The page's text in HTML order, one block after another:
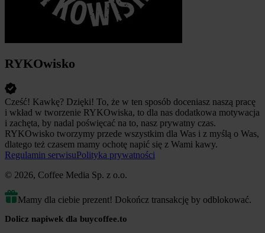
RYKOwisko
Cześć! Kawkę? Dzięki! To, że w ten sposób doceniasz naszą pracę
i wkład w tworzenie RYKOwiska, to dla nas dodatkowa motywacja
i zachęta, by nadal poświęcać na to, nasz prywatny czas.
RYKOwisko tworzymy przede wszystkim dla Was i z myślą o Was,
dlatego też czasem mamy ochotę napić się z Wami kawy.
Regulamin serwisuPolityka prywatności
© 2026, Coffee Media Sp. z o.o.
Mamy dla ciebie prezent! Dokończ transakcję by odblokować.
Dolicz napiwek dla buycoffee.to